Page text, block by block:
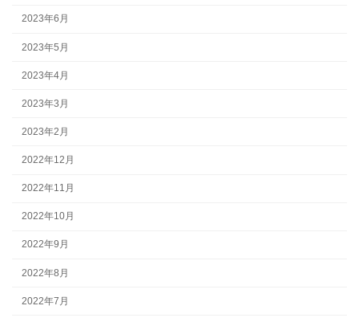
2023年6月
2023年5月
2023年4月
2023年3月
2023年2月
2022年12月
2022年11月
2022年10月
2022年9月
2022年8月
2022年7月